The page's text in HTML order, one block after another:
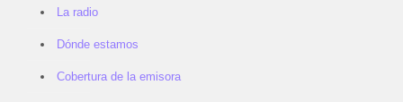
La radio
Dónde estamos
Cobertura de la emisora